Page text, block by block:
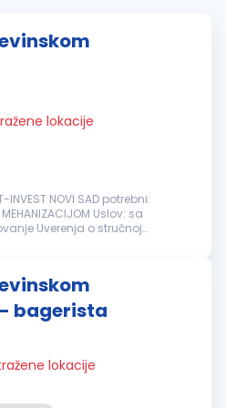
lokacije
NOVI SAD potrebni:
Uslov: sa
Uverenja o stručnoj
bagerista
lokacije